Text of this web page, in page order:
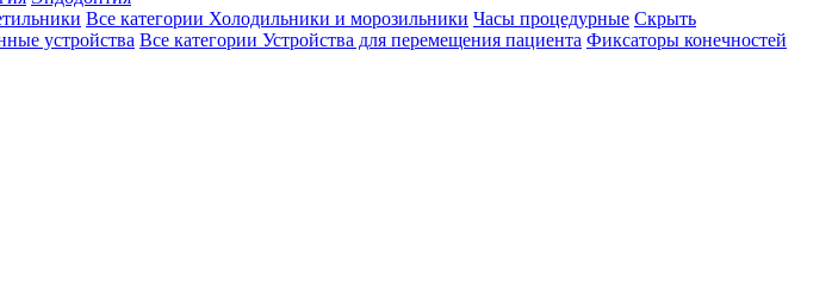
Все категории Холодильники и морозильники Часы процедурные Скрыть
устройства Все категории Устройства для перемещения пациента Фиксаторы конечностей